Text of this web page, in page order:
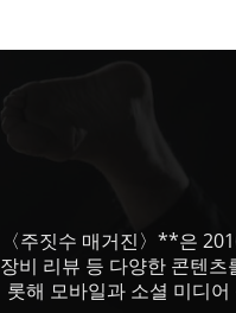
〈주짓수 매거진〉**은
장비 리뷰 등 다양한 콘텐
롯해 모바일과 소셜 미디